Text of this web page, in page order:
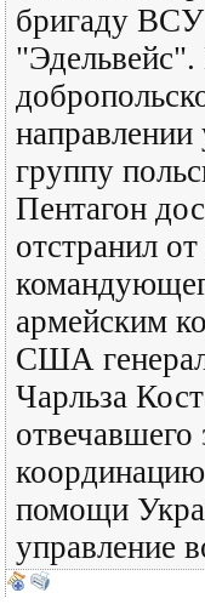
бригаду ВСУ
группу
Пентагон
отстранил
армейским
США
Чарльза
отвечавшего
помощи
управление